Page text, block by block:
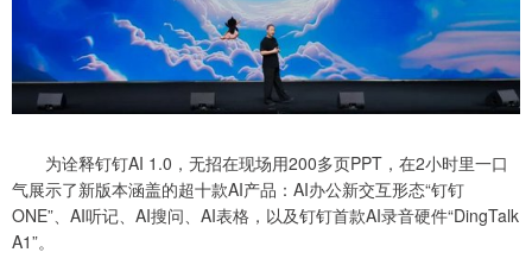
为诠释钉钉AI 1.0，无招在现场用200多页PPT，在2小时里一口
气展示了新版本涵盖的超十款AI产品：AI办公新交互形态“钉钉
ONE”、AI听记、AI搜问、AI表格，以及钉钉首款AI录音硬件“DingTalk
A1”。